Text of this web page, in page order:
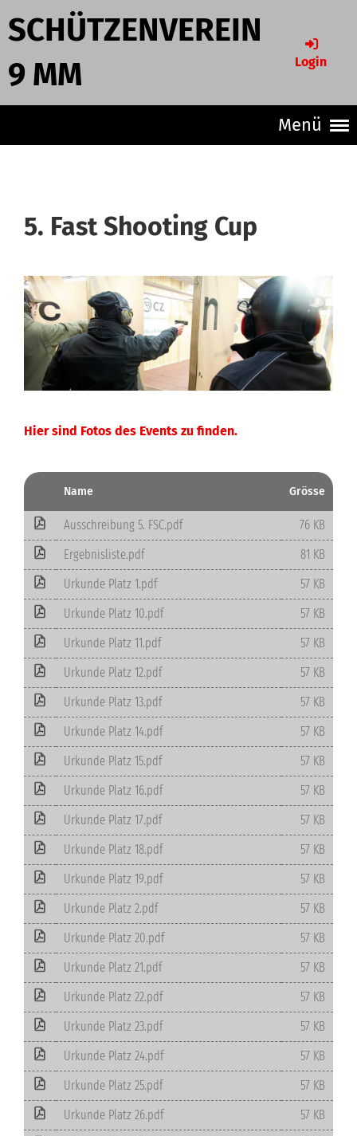
SCHÜTZENVEREIN
9 MM
Login
Menü
5. Fast Shooting Cup
Hier sind Fotos des Events zu finden.
Name Grösse
Ausschreibung 5. FSC.pdf
76 KB
Ergebnisliste.pdf
81 KB
Urkunde Platz 1.pdf
57 KB
Urkunde Platz 10.pdf
57 KB
Urkunde Platz 11.pdf
57 KB
Urkunde Platz 12.pdf
57 KB
Urkunde Platz 13.pdf
57 KB
Urkunde Platz 14.pdf
57 KB
Urkunde Platz 15.pdf
57 KB
Urkunde Platz 16.pdf
57 KB
Urkunde Platz 17.pdf
57 KB
Urkunde Platz 18.pdf
57 KB
Urkunde Platz 19.pdf
57 KB
Urkunde Platz 2.pdf
57 KB
Urkunde Platz 20.pdf
57 KB
Urkunde Platz 21.pdf
57 KB
Urkunde Platz 22.pdf
57 KB
Urkunde Platz 23.pdf
57 KB
Urkunde Platz 24.pdf
57 KB
Urkunde Platz 25.pdf
57 KB
Urkunde Platz 26.pdf
57 KB